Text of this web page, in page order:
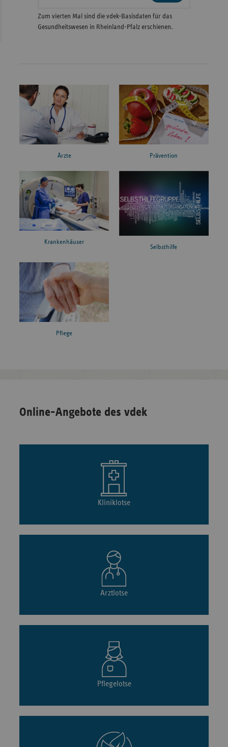
Zum vierten Mal sind die vdek-Basisdaten für das
Gesundheitswesen in Rheinland-Pfalz erschienen.
Ärzte Prävention
Krankenhäuser
Selbsthilfe
Pflege
Online-Angebote des vdek
Kliniklotse
Arztlotse
Pflegelotse